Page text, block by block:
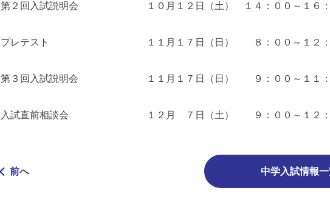
第２回入試説明会 １０月１２日（土） １４：００～１６：
プレテスト １１月１７日（日） ８：００～１２：
第３回入試説明会 １１月１７日（日） ９：００～１１：
入試直前相談会 １２月 ７日（土） ９：００～１２：
中学入試情報
前へ